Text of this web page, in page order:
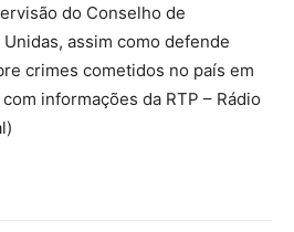
do Conselho de
assim como defende
crimes cometidos no país em
informações da RTP – Rádio